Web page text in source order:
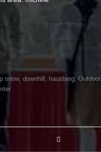
snow, downhill , hausberg, Outdoor,